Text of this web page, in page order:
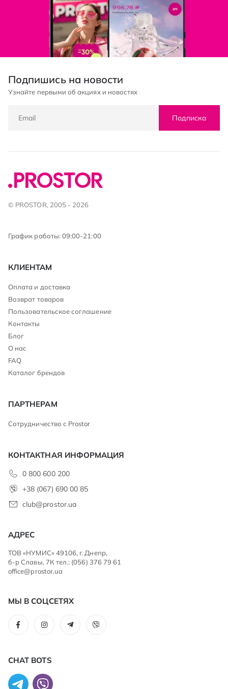
Подпишись на новости
Узнайте первыми об акциях и новостях
Подписка
© PROSTOR, 2005 - 2026
График работы: 09:00-21:00
КЛИЕНТАМ
Оплата и доставка
Возврат товаров
Пользовательское соглашение
Контакты
Блог
О нас
FAQ
Каталог брендов
ПАРТНЕРАМ
Сотрудничество с Prostor
КОНТАКТНАЯ ИНФОРМАЦИЯ
0 800 600 200
+38 (067) 690 00 85
club@prostor.ua
АДРЕС
ТОВ «НУМИС» 49106, г. Днепр,
б-р Славы, 7К тел.: (056) 376 79 61
office@prostor.ua
МЫ В СОЦСЕТЯХ
CHAT BOTS